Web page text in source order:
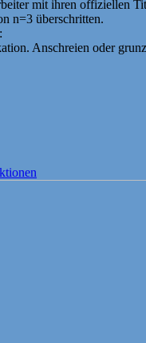
mit ihren offiziellen
n=3 überschritten.
Anschreien oder